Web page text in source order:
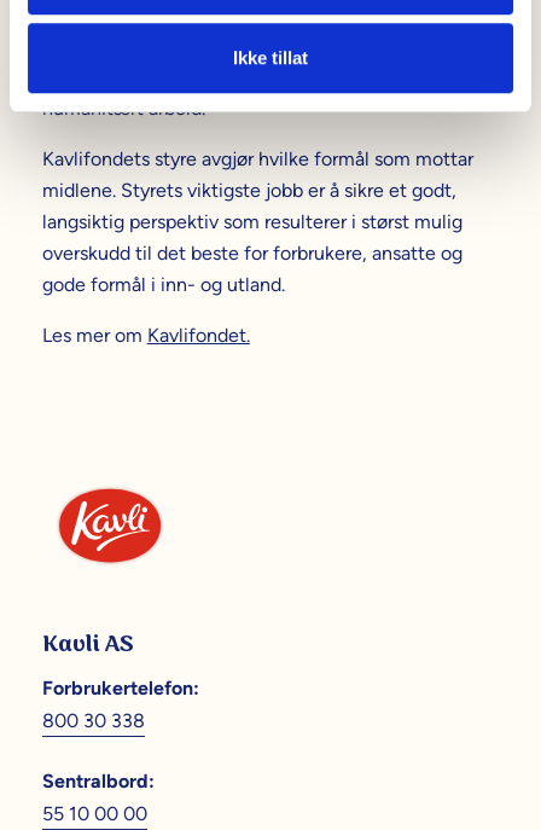
Ikke tillat
Norge, Sverige, Finland og Storbritannia, mens 30
prosent går til utviklingsprosjekter. Kavlifondet
humanitært arbeid.
Kavlifondets styre avgjør hvilke formål som mottar
midlene. Styrets viktigste jobb er å sikre et godt,
langsiktig perspektiv som resulterer i størst mulig
overskudd til det beste for forbrukere, ansatte og
gode formål i inn- og utland.
Les mer om Kavlifondet.
Kavli AS
Forbrukertelefon:
800 30 338
Sentralbord:
55 10 00 00